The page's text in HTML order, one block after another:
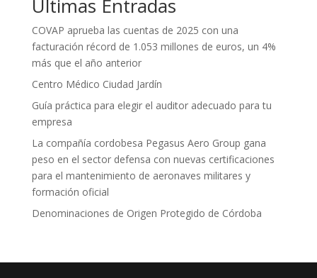
Últimas Entradas
COVAP aprueba las cuentas de 2025 con una
facturación récord de 1.053 millones de euros, un 4%
más que el año anterior
Centro Médico Ciudad Jardín
Guía práctica para elegir el auditor adecuado para tu
empresa
La compañía cordobesa Pegasus Aero Group gana
peso en el sector defensa con nuevas certificaciones
para el mantenimiento de aeronaves militares y
formación oficial
Denominaciones de Origen Protegido de Córdoba